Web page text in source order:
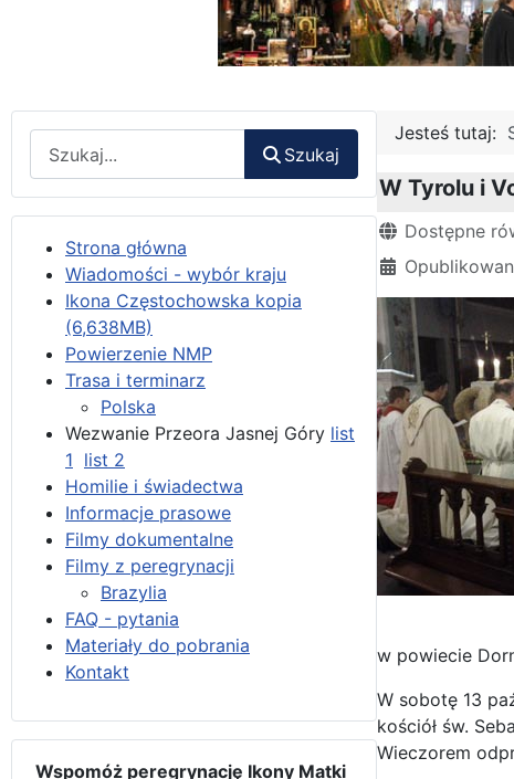
Szukaj
Strona główna
Wiadomości - wybór kraju
Ikona Częstochowska kopia
(6,638MB)
Powierzenie NMP
Trasa i terminarz
Polska
Wezwanie Przeora Jasnej Góry list
1 list 2
Homilie i świadectwa
Informacje prasowe
Filmy dokumentalne
Filmy z peregrynacji
Brazylia
FAQ - pytania
Materiały do pobrania
Kontakt
Wspomóż peregrynację Ikony Matki
Jesteś tutaj:
W Tyrolu i
Szczegóły
Dostępne
w powiecie
W sobotę 13
kościół św.
Wieczorem